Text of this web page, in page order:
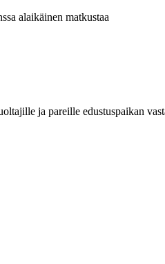
alaikäinen matkustaa
ja pareille edustuspaikan